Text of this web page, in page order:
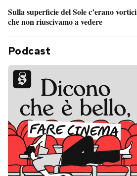
Sulla superficie del Sole c’erano vortici
che non riuscivamo a vedere
Podcast